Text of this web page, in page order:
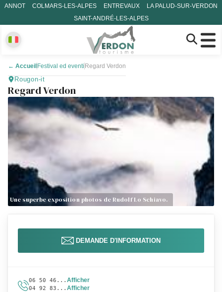
ANNOT COLMARS-LES-ALPES ENTREVAUX
LA PALUD-SUR-VERDON
SAINT-ANDRÉ-LES-ALPES
← Accueil Festival ed eventi Regard Verdon
Rougon-it
Regard Verdon
Une superbe exposition photos de Rudolf Lo Schiavo.
DEMANDE D'INFORMATION
06 50 46... Afficher
04 92 83... Afficher